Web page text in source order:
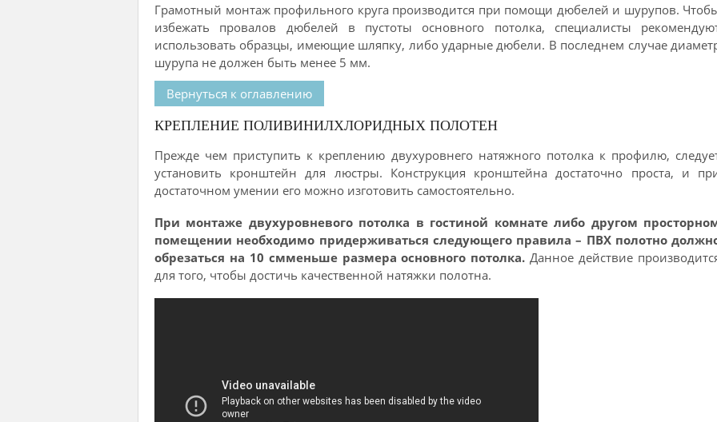
Грамотный монтаж профильного круга производится при помощи дюбелей и шурупов.
избежать провалов дюбелей в пустоты основного потолка, специалисты
использовать образцы, имеющие шляпку, либо ударные дюбели. В последнем случае
шурупа не должен быть менее 5 мм.
Вернуться к оглавлению
КРЕПЛЕНИЕ ПОЛИВИНИЛХЛОРИДНЫХ ПОЛОТЕН
Прежде чем приступить к креплению двухуровнего натяжного потолка к профилю,
установить кронштейн для люстры. Конструкция кронштейна достаточно проста, и
достаточном умении его можно изготовить самостоятельно.
При монтаже двухуровневого потолка в гостиной комнате либо другом
помещении необходимо придерживаться следующего правила – ПВХ полотно
обрезаться на 10 смменьше размера основного потолка. Данное действие
для того, чтобы достичь качественной натяжки полотна.